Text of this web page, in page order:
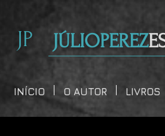
JP JÚLIOPEREZ
INÍCIO O AUTOR LIVROS